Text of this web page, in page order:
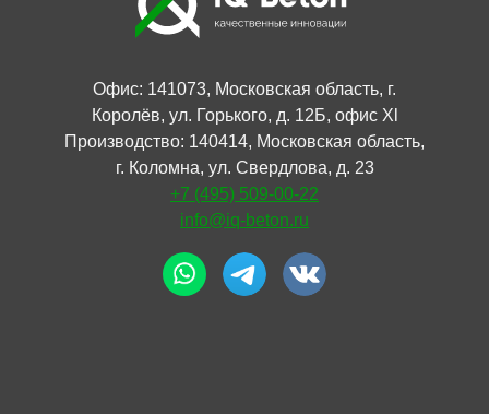
Офис: 141073, Московская область, г.
Королёв, ул. Горького, д. 12Б, офис Xl
Производство: 140414, Московская область,
г. Коломна, ул. Свердлова, д. 23
+7 (495) 509-00-22
info@iq-beton.ru